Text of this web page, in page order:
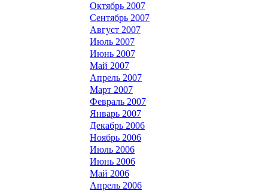
Октябрь 2007
Сентябрь 2007
Август 2007
Июль 2007
Июнь 2007
Май 2007
Апрель 2007
Март 2007
Февраль 2007
Январь 2007
Декабрь 2006
Ноябрь 2006
Июль 2006
Июнь 2006
Май 2006
Апрель 2006